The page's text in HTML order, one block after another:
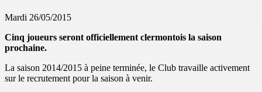
Mardi 26/05/2015
Cinq joueurs seront officiellement clermontois la saison
prochaine.
La saison 2014/2015 à peine terminée, le Club travaille activement
sur le recrutement pour la saison à venir.